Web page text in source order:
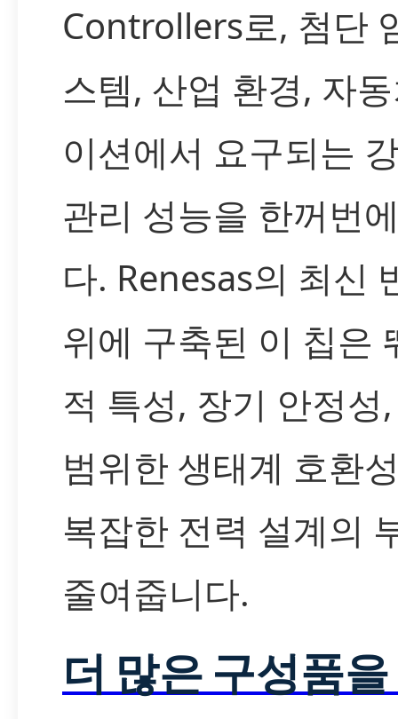
Controllers로, 첨단
스템, 산업 환경, 자
이션에서 요구되는
관리 성능을 한꺼번
다. Renesas의 최신
위에 구축된 이 칩은
적 특성, 장기 안정성
범위한 생태계 호환
복잡한 전력 설계의
줄여줍니다.
더 많은 구성품